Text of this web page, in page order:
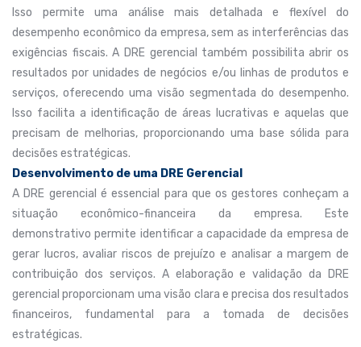
Isso permite uma análise mais detalhada e flexível do
desempenho econômico da empresa, sem as interferências das
exigências fiscais. A DRE gerencial também possibilita abrir os
resultados por unidades de negócios e/ou linhas de produtos e
serviços, oferecendo uma visão segmentada do desempenho.
Isso facilita a identificação de áreas lucrativas e aquelas que
precisam de melhorias, proporcionando uma base sólida para
decisões estratégicas.
Desenvolvimento de uma DRE Gerencial
A DRE gerencial é essencial para que os gestores conheçam a
situação econômico-financeira da empresa. Este
demonstrativo permite identificar a capacidade da empresa de
gerar lucros, avaliar riscos de prejuízo e analisar a margem de
contribuição dos serviços. A elaboração e validação da DRE
gerencial proporcionam uma visão clara e precisa dos resultados
financeiros, fundamental para a tomada de decisões
estratégicas.